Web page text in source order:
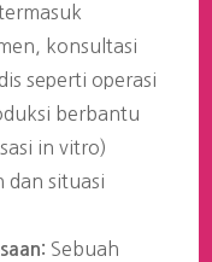
konsultasi
seperti operasi
berbantu
in vitro)
dan situasi
Sebuah